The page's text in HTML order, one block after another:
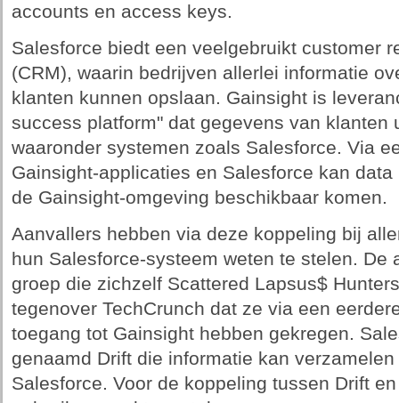
accounts en access keys.
Salesforce biedt een veelgebruikt customer
(CRM), waarin bedrijven allerlei informatie
klanten kunnen opslaan. Gainsight is
success platform" dat gegevens van klanten
waaronder systemen zoals Salesforce. Via
Gainsight-applicaties en Salesforce kan
de Gainsight-omgeving beschikbaar komen.
Aanvallers hebben via deze koppeling bij
hun Salesforce-systeem weten te stelen. De
groep die zichzelf Scattered Lapsus$
tegenover TechCrunch dat ze via een
toegang tot Gainsight hebben gekregen.
genaamd Drift die informatie kan
Salesforce. Voor de koppeling tussen Drift